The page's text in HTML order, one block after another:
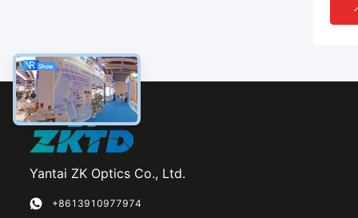
Yantai ZK Optics Co., Ltd.
+8613910977974